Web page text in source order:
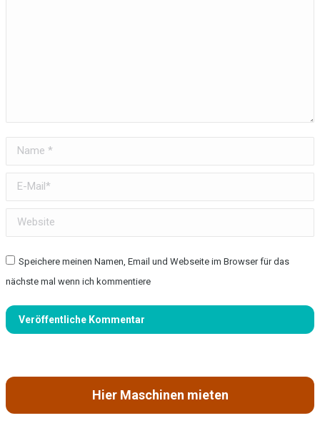
Name *
E-Mail *
Website
Speichere meinen Namen, Email und Webseite im Browser für das
nächste mal wenn ich kommentiere
Veröffentliche Kommentar
Hier Maschinen mieten